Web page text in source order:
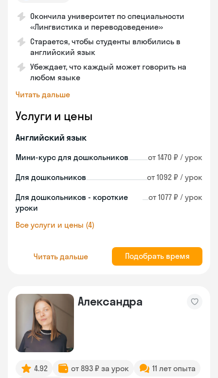
Окончила университет по специальности
«Лингвистика и переводоведение»
Старается, чтобы студенты влюбились в
английский язык
Убеждает, что каждый может говорить на
любом языке
Читать дальше
Услуги и цены
Английский язык
Мини-курс для дошкольников от 1470 ₽ / урок
Для дошкольников от 1092 ₽ / урок
Для дошкольников - короткие
уроки
от 1077 ₽ / урок
Все услуги и цены (4)
Читать дальше Подобрать время
Александра
4.92 от 893 ₽ за урок 11 лет опыта